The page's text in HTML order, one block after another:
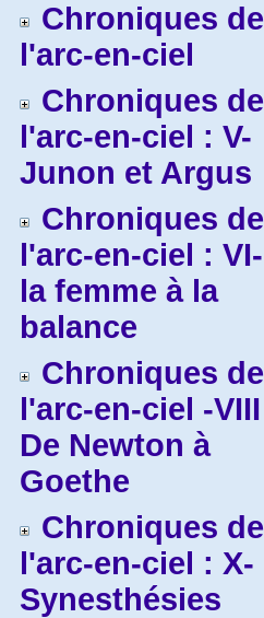
Chroniques de
l'arc-en-ciel
Chroniques de
l'arc-en-ciel : V-
Junon et Argus
Chroniques de
l'arc-en-ciel : VI-
la femme à la
balance
Chroniques de
l'arc-en-ciel -VIII
De Newton à
Goethe
Chroniques de
l'arc-en-ciel : X-
Synesthésies